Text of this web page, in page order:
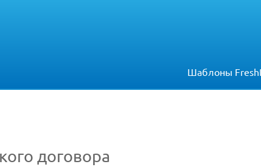
Шаблоны
договора